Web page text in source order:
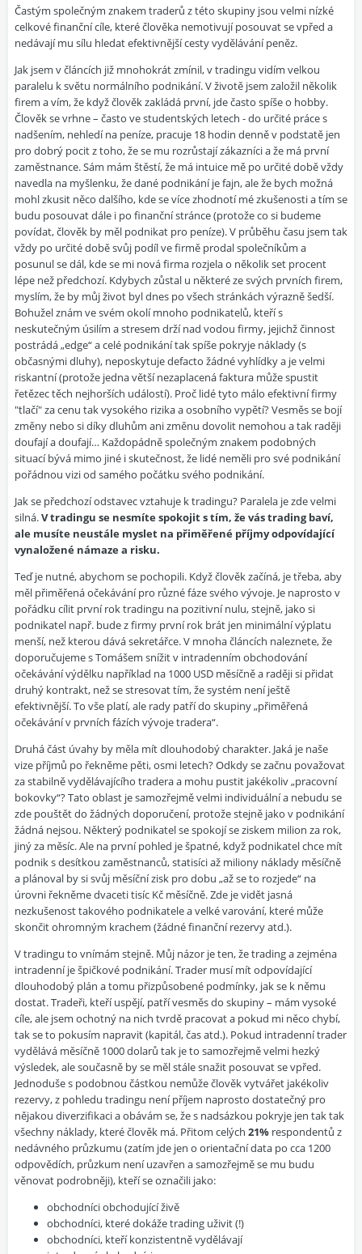
Častým společným znakem traderů z této skupiny jsou velmi nízké
celkové finanční cíle, které člověka nemotivují posouvat se vpřed a
nedávají mu sílu hledat efektivnější cesty vydělávání peněz.
Jak jsem v článcích již mnohokrát zmínil, v tradingu vidím velkou
paralelu k světu normálního podnikání. V životě jsem založil několik
firem a vím, že když člověk zakládá první, jde často spíše o hobby.
Člověk se vrhne – často ve studentských letech - do určité práce s
nadšením, nehledí na peníze, pracuje 18 hodin denně v podstatě jen
pro dobrý pocit z toho, že se mu rozrůstají zákazníci a že má první
zaměstnance. Sám mám štěstí, že má intuice mě po určité době vždy
navedla na myšlenku, že dané podnikání je fajn, ale že bych možná
mohl zkusit něco dalšího, kde se více zhodnotí mé zkušenosti a tím se
budu posouvat dále i po finanční stránce (protože co si budeme
povídat, člověk by měl podnikat pro peníze). V průběhu času jsem tak
vždy po určité době svůj podíl ve firmě prodal společníkům a
posunul se dál, kde se mi nová firma rozjela o několik set procent
lépe než předchozí. Kdybych zůstal u některé ze svých prvních firem,
myslím, že by můj život byl dnes po všech stránkách výrazně šedší.
Bohužel znám ve svém okolí mnoho podnikatelů, kteří s
neskutečným úsilím a stresem drží nad vodou firmy, jejichž činnost
postrádá „edge“ a celé podnikání tak spíše pokryje náklady (s
občasnými dluhy), neposkytuje defacto žádné vyhlídky a je velmi
riskantní (protože jedna větší nezaplacená faktura může spustit
řetězec těch nejhorších událostí). Proč lidé tyto málo efektivní firmy
"tlačí" za cenu tak vysokého rizika a osobního vypětí? Vesměs se bojí
změny nebo si díky dluhům ani změnu dovolit nemohou a tak raději
doufají a doufají… Každopádně společným znakem podobných
situací bývá mimo jiné i skutečnost, že lidé neměli pro své podnikání
pořádnou vizi od samého počátku svého podnikání.
Jak se předchozí odstavec vztahuje k tradingu? Paralela je zde velmi
silná.V tradingu se nesmíte spokojit s tím, že vás trading baví,
ale musíte neustále myslet na přiměřené příjmy odpovídající
vynaložené námaze a risku.
Teď je nutné, abychom se pochopili. Když člověk začíná, je třeba, aby
měl přiměřená očekávání pro různé fáze svého vývoje. Je naprosto v
pořádku cílit první rok tradingu na pozitivní nulu, stejně, jako si
podnikatel např. bude z firmy první rok brát jen minimální výplatu
menší, než kterou dává sekretářce. V mnoha článcích naleznete, že
doporučujeme s Tomášem snížit v intradenním obchodování
očekávání výdělku například na 1000 USD měsíčně a raději si přidat
druhý kontrakt, než se stresovat tím, že systém není ještě
efektivnější. To vše platí, ale rady patří do skupiny „přiměřená
očekávání v prvních fázích vývoje tradera“.
Druhá část úvahy by měla mít dlouhodobý charakter. Jaká je naše
vize příjmů po řekněme pěti, osmi letech? Odkdy se začnu považovat
za stabilně vydělávajícího tradera a mohu pustit jakékoliv „pracovní
bokovky“? Tato oblast je samozřejmě velmi individuální a nebudu se
zde pouštět do žádných doporučení, protože stejně jako v podnikání
žádná nejsou. Některý podnikatel se spokojí se ziskem milion za rok,
jiný za měsíc. Ale na první pohled je špatné, když podnikatel chce mít
podnik s desítkou zaměstnanců, statisíci až miliony náklady měsíčně
a plánoval by si svůj měsíční zisk pro dobu „až se to rozjede“ na
úrovni řekněme dvaceti tisíc Kč měsíčně. Zde je vidět jasná
nezkušenost takového podnikatele a velké varování, které může
skončit ohromným krachem (žádné finanční rezervy atd.).
V tradingu to vnímám stejně. Můj názor je ten, že trading a zejména
intradenní je špičkové podnikání. Trader musí mít odpovídající
dlouhodobý plán a tomu přizpůsobené podmínky, jak se k němu
dostat. Tradeři, kteří uspějí, patří vesměs do skupiny – mám vysoké
cíle, ale jsem ochotný na nich tvrdě pracovat a pokud mi něco chybí,
tak se to pokusím napravit (kapitál, čas atd.). Pokud intradenní trader
vydělává měsíčně 1000 dolarů tak je to samozřejmě velmi hezký
výsledek, ale současně by se měl stále snažit posouvat se vpřed.
Jednoduše s podobnou částkou nemůže člověk vytvářet jakékoliv
rezervy, z pohledu tradingu není příjem naprosto dostatečný pro
nějakou diverzifikaci a obávám se, že s nadsázkou pokryje jen tak tak
všechny náklady, které člověk má. Přitom celých 21% respondentů z
nedávného průzkumu (zatím jde jen o orientační data po cca 1200
odpovědích, průzkum není uzavřen a samozřejmě se mu budu
věnovat podrobněji), kteří se označili jako:
obchodníci obchodující živě
obchodníci, které dokáže trading uživit (!)
obchodníci, kteří konzistentně vydělávají